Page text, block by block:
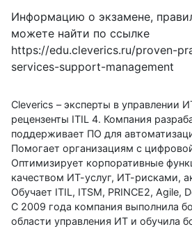
Информацию о экзамене,
можете найти по ссылке
https://edu.cleverics.ru/proven-
services-support-management
Cleverics – эксперты в управлении
рецензенты ITIL 4. Компания
поддерживает ПО для
Помогает организациям с
Оптимизирует корпоративные
качеством ИТ-услуг, ИТ-рисками,
Обучает ITIL, ITSM, PRINCE2, Agile,
С 2009 года компания выполнила
области управления ИТ и обучила